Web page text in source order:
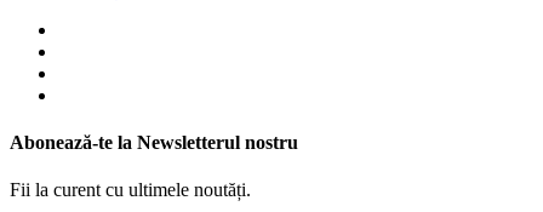
Abonează-te la Newsletterul nostru
Fii la curent cu ultimele noutăți.